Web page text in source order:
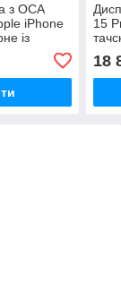
з OCA
iPhone
із
15
18